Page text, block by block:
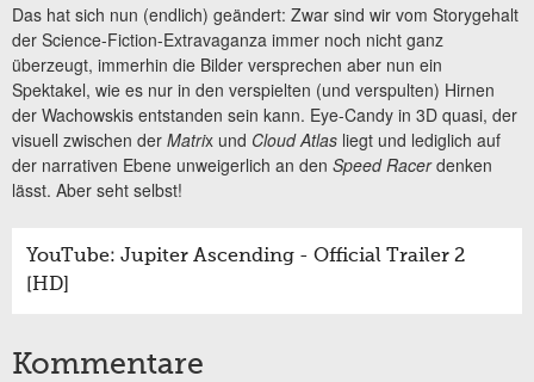
Das hat sich nun (endlich) geändert: Zwar sind wir vom Storygehalt
der Science-Fiction-Extravaganza immer noch nicht ganz
überzeugt, immerhin die Bilder versprechen aber nun ein
Spektakel, wie es nur in den verspielten (und verspulten) Hirnen
der Wachowskis entstanden sein kann. Eye-Candy in 3D quasi, der
visuell zwischen der Matrix und Cloud Atlas liegt und lediglich auf
der narrativen Ebene unweigerlich an den Speed Racerdenken
lässt. Aber seht selbst!
YouTube: Jupiter Ascending - Official Trailer 2
[HD]
Kommentare